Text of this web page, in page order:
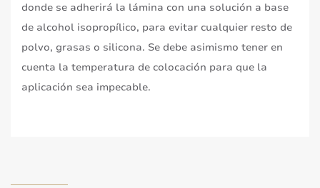
donde se adherirá la lámina con una solución a base
de alcohol isopropílico, para evitar cualquier resto de
polvo, grasas o silicona. Se debe asimismo tener en
cuenta la temperatura de colocación para que la
aplicación sea impecable.